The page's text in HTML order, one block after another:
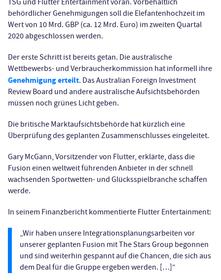
behördlicher Genehmigungen soll die Elefantenhochzeit im
Wert von 10 Mrd. GBP (ca. 12 Mrd. Euro) im zweiten Quartal
2020 abgeschlossen werden.
Der erste Schritt ist bereits getan. Die australische
Wettbewerbs- und Verbraucherkommission hat informell ihre
Genehmigung erteilt. Das Australian Foreign Investment
Review Board und andere australische Aufsichtsbehörden
müssen noch grünes Licht geben.
Die britische Marktaufsichtsbehörde hat kürzlich eine
Überprüfung des geplanten Zusammenschlusses eingeleitet.
Gary McGann, Vorsitzender von Flutter, erklärte, dass die
Fusion einen weltweit führenden Anbieter in der schnell
wachsenden Sportwetten- und Glücksspielbranche schaffen
werde.
In seinem Finanzbericht kommentierte Flutter Entertainment:
„Wir haben unsere Integrationsplanungsarbeiten vor
unserer geplanten Fusion mit The Stars Group begonnen
und sind weiterhin gespannt auf die Chancen, die sich aus
dem Deal für die Gruppe ergeben werden. […]“